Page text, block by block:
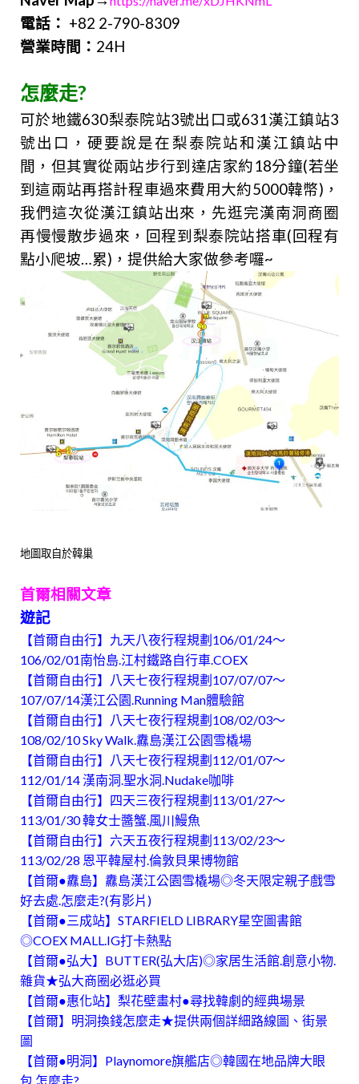
電話： +82 2-790-8309
營業時間： 24H
怎麼走?
可於地鐵630梨泰院站3號出口或631漢江鎮站3
號出口，硬要說是在梨泰院站和漢江鎮站中
間，但其實從兩站步行到達店家約18分鐘(若坐
到這兩站再搭計程車過來費用大約5000韓幣)，
我們這次從漢江鎮站出來，先逛完漢南洞商圈
再慢慢散步過來，回程到梨泰院站搭車(回程有
點小爬坡…累)，提供給大家做參考囉~
地圖取自於韓巢
首爾相關文章
遊記
【首爾自由行】九天八夜行程規劃106/01/24～
106/02/01南怡島.江村鐵路自行車.COEX
【首爾自由行】八天七夜行程規劃107/07/07～
107/07/14漢江公園.Running Man體驗館
【首爾自由行】八天七夜行程規劃108/02/03～
108/02/10 Sky Walk.纛島漢江公園雪橇場
【首爾自由行】八天七夜行程規劃112/01/07～
112/01/14 漢南洞.聖水洞.Nudake咖啡
【首爾自由行】四天三夜行程規劃113/01/27～
113/01/30 韓女士醬蟹.風川鰻魚
【首爾自由行】六天五夜行程規劃113/02/23～
113/02/28 恩平韓屋村.倫敦貝果博物館
【首爾●纛島】纛島漢江公園雪橇場◎冬天限定親子戲雪
好去處.怎麼走?(有影片)
【首爾●三成站】STARFIELD LIBRARY星空圖書館
◎COEX MALL.IG打卡熱點
【首爾●弘大】BUTTER(弘大店)◎家居生活館.創意小物.
雜貨★弘大商圈必逛必買
【首爾●惠化站】梨花壁畫村●尋找韓劇的經典場景
【首爾】明洞換錢怎麼走★提供兩個詳細路線圖、街景
圖
【首爾●明洞】Playnomore旗艦店◎韓國在地品牌大眼
包.怎麼走?